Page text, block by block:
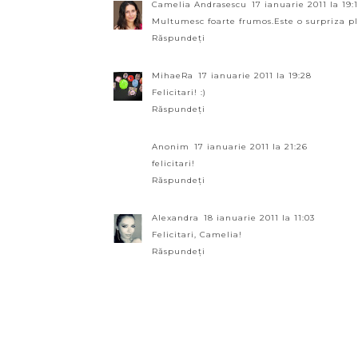
Camelia Andrasescu
17 ianuarie 2011 la
Multumesc foarte frumos.Este o surpriza
Răspundeți
MihaeRa
17 ianuarie 2011 la 19:28
Felicitari! :)
Răspundeți
Anonim
17 ianuarie 2011 la 21:26
felicitari!
Răspundeți
Alexandra
18 ianuarie 2011 la 11:03
Felicitari, Camelia!
Răspundeți